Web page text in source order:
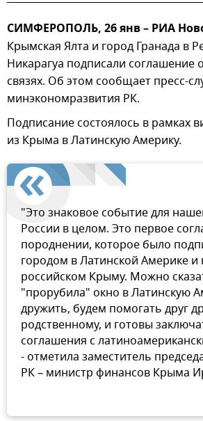
СИМФЕРОПОЛЬ, 26 янв – РИА
Крымская Ялта и город Гранада в
Никарагуа подписали соглашение
связях. Об этом сообщает пресс-
минэкономразвития РК.
Подписание состоялось в рамках
из Крыма в Латинскую Америку.
"Это знаковое событие для
России в целом. Это первое
породнении, которое было
городом в Латинской Америке и
российском Крыму. Можно
"прорубила" окно в Латинскую
дружить, будем помогать друг
родственному, и готовы
соглашения с
- отметила заместитель
РК – министр финансов Крыма